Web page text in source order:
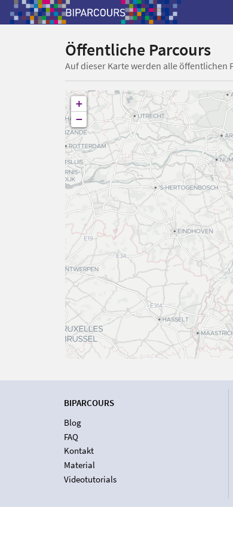
Öffentliche Parcours
Auf dieser Karte werden alle öffentlichen
+
−
BIPARCOURS
Blog
FAQ
Kontakt
Material
Videotutorials